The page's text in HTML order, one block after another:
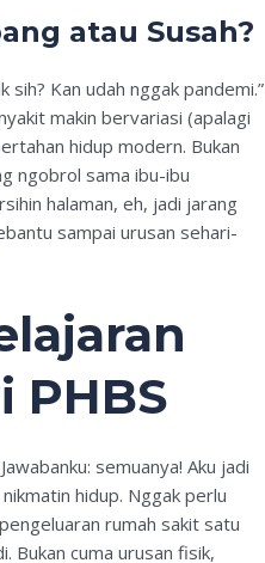
atau Susah?
Kan udah nggak pandemi.”
makin bervariasi (apalagi
hidup modern. Bukan
ngobrol sama ibu-ibu
halaman, eh, jadi jarang
sampai urusan sehari-
PHBS
semuanya! Aku jadi
hidup. Nggak perlu
rumah sakit satu
Bukan cuma urusan fisik,